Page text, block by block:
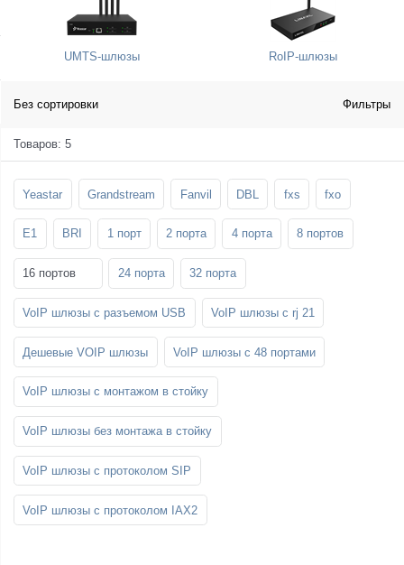
UMTS-шлюзы RoIP-шлюзы
Без сортировки Фильтры
Товаров: 5
Yeastar Grandstream Fanvil DBL fxs fxo
E1 BRI 1 порт 2 порта 4 порта 8 портов
16 портов 24 порта 32 порта
VoIP шлюзы с разъемом USB VoIP шлюзы с rj 21
Дешевые VOIP шлюзы VoIP шлюзы с 48 портами
VoIP шлюзы с монтажом в стойку
VoIP шлюзы без монтажа в стойку
VoIP шлюзы с протоколом SIP
VoIP шлюзы с протоколом IAX2
Стойки и крепления для панелей и
телевизоров
Шахтные телефоны
SFP-модули
3G/4G LTE и ADSL модемы
Мобильные телефоны